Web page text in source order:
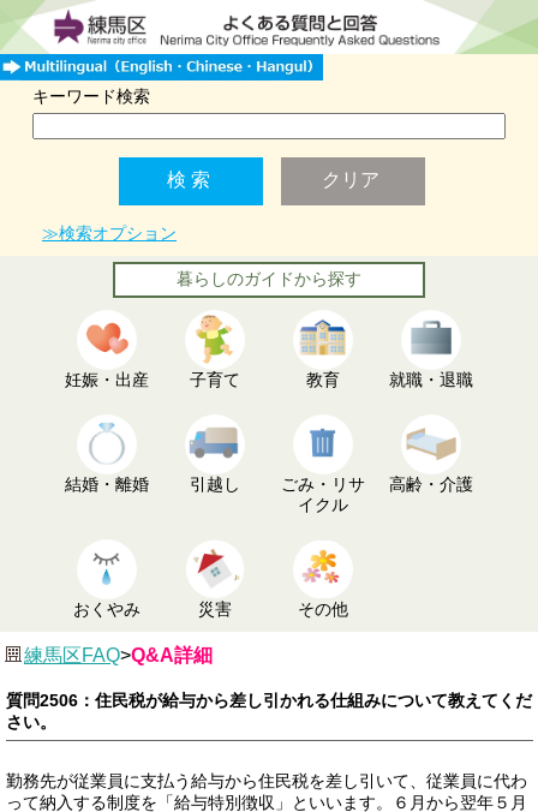
キーワード検索
≫検索オプション
暮らしのガイドから探す
妊娠・出産 子育て 教育 就職・退職
結婚・離婚 引越し
ごみ・リサ
イクル
高齢・介護
おくやみ 災害 その他
練馬区FAQ>Q&A詳細
質問2506：住民税が給与から差し引かれる仕組みについて教えてくだ
さい。
勤務先が従業員に支払う給与から住民税を差し引いて、従業員に代わ
って納入する制度を「給与特別徴収」といいます。６月から翌年５月